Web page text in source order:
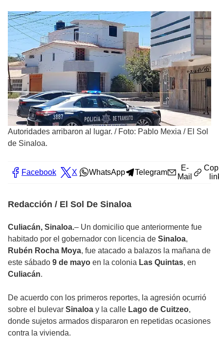
Autoridades arribaron al lugar. / Foto: Pablo Mexia / El Sol
de Sinaloa.
Facebook X WhatsApp Telegram
E-
Mail
Redacción / El Sol De Sinaloa
Culiacán, Sinaloa.– Un domicilio que anteriormente fue
habitado por el gobernador con licencia de Sinaloa,
Rubén Rocha Moya, fue atacado a balazos la mañana de
este sábado 9 de mayo en la colonia Las Quintas, en
Culiacán.
De acuerdo con los primeros reportes, la agresión ocurrió
sobre el bulevar Sinaloa y la calle Lago de Cuitzeo,
donde sujetos armados dispararon en repetidas ocasiones
contra la vivienda.